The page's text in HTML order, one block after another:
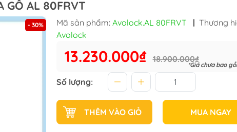
GỖ AL 80FRVT
- 30% Mã sản phẩm: Avolock.AL 80FRVT | Thương
Avolock
13.230.000₫ 18.900.000₫
*Giá chưa bao
Số lượng:
THÊM VÀO GIỎ MUA NGAY